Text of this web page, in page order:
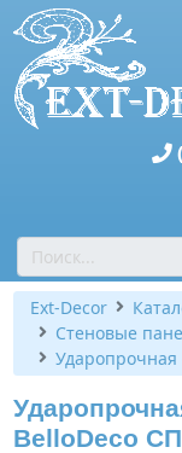
Ext-Decor
Стеновые
Ударопрочная
BelloDeco